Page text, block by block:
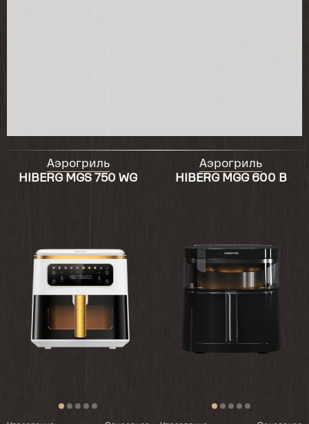
Долго выбирала товар, читала
характеристики, отзывы. Наконец-то
остановилась на этом
аэрогриле.Подкупило , что это
бренд.Красивый по дизайну, гармонично
красивая корочка, внутри сочность
2025-07-23
Аэрогриль
HIBERG MGS 750 WG
Аэрогриль
HIBERG MGG 600 B